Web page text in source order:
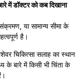
में डॉक्टर को कब दिखाना
या सामान्य सीमा के
है।
चिकित्सा सलाह का स्थान
के बारे में किसी भी चिंता के